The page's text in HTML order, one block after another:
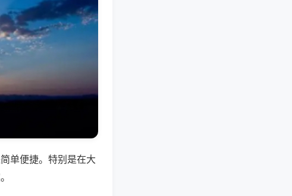
单便捷。特别是在大